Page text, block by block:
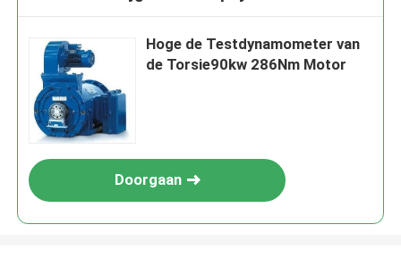
Hoge de Testdynamometer van
de Torsie90kw 286Nm Motor
Doorgaan